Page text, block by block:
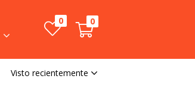
0 0
Visto recientemente